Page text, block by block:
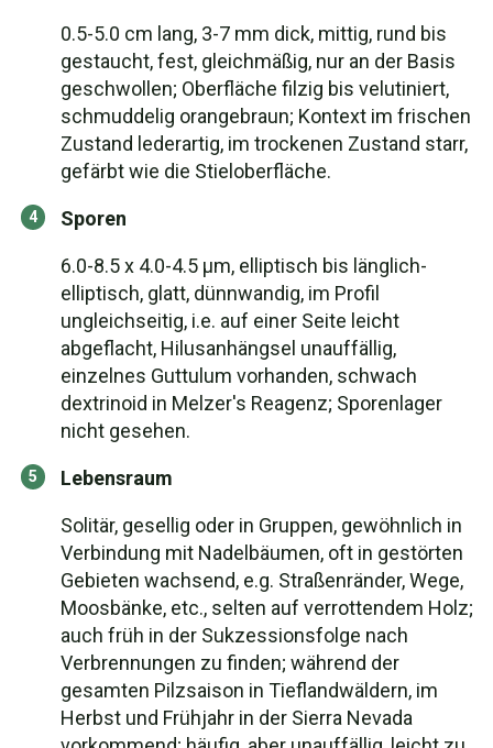
0.5-5.0 cm lang, 3-7 mm dick, mittig, rund bis
gestaucht, fest, gleichmäßig, nur an der Basis
geschwollen; Oberfläche filzig bis velutiniert,
schmuddelig orangebraun; Kontext im frischen
Zustand lederartig, im trockenen Zustand starr,
gefärbt wie die Stieloberfläche.
Sporen
6.0-8.5 x 4.0-4.5 µm, elliptisch bis länglich-
elliptisch, glatt, dünnwandig, im Profil
ungleichseitig, i.e. auf einer Seite leicht
abgeflacht, Hilusanhängsel unauffällig,
einzelnes Guttulum vorhanden, schwach
dextrinoid in Melzer's Reagenz; Sporenlager
nicht gesehen.
Lebensraum
Solitär, gesellig oder in Gruppen, gewöhnlich in
Verbindung mit Nadelbäumen, oft in gestörten
Gebieten wachsend, e.g. Straßenränder, Wege,
Moosbänke, etc., selten auf verrottendem Holz;
auch früh in der Sukzessionsfolge nach
Verbrennungen zu finden; während der
gesamten Pilzsaison in Tieflandwäldern, im
Herbst und Frühjahr in der Sierra Nevada